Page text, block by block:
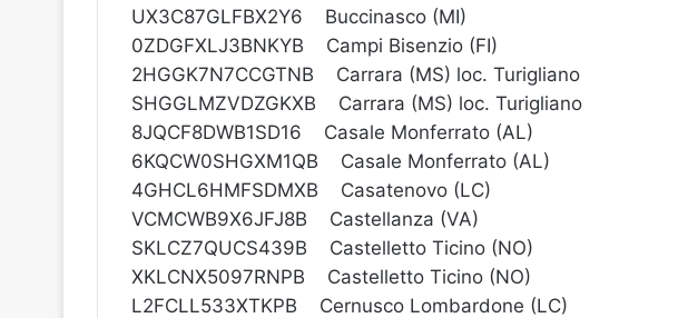
UX3C87GLFBX2Y6 Buccinasco (MI)
0ZDGFXLJ3BNKYB Campi Bisenzio (FI)
2HGGK7N7CCGTNB Carrara (MS) loc. Turigliano
SHGGLMZVDZGKXB Carrara (MS) loc. Turigliano
8JQCF8DWB1SD16 Casale Monferrato (AL)
6KQCW0SHGXM1QB Casale Monferrato (AL)
4GHCL6HMFSDMXB Casatenovo (LC)
VCMCWB9X6JFJ8B Castellanza (VA)
SKLCZ7QUCS439B Castelletto Ticino (NO)
XKLCNX5097RNPB Castelletto Ticino (NO)
L2FCLL533XTKPB Cernusco Lombardone (LC)